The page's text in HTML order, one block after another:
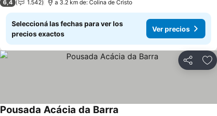
6,4 1.542 a 3.2 km de: Colina de Cristo
Seleccioná las fechas para ver los
precios exactos
Ver precios
Compartir
Pousada Acácia da Barra